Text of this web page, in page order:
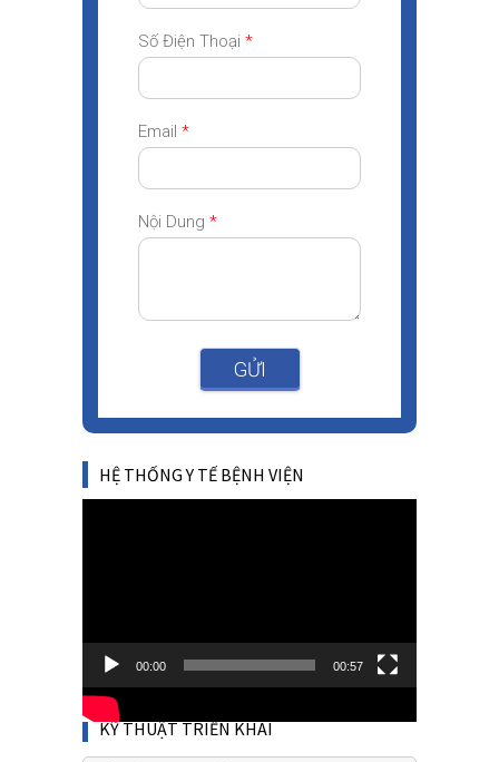
Số Điện Thoại *
Email *
Nội Dung *
GỬI
HỆ THỐNG Y TẾ BỆNH VIỆN
00:00 00:57
KỸ THUẬT TRIỂN KHAI